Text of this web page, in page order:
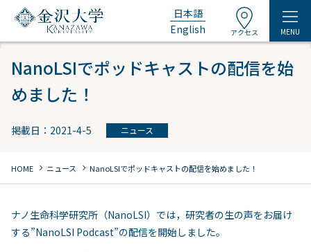
日本語
English
アクセス MENU
NanoLSIでポッドキャストの配信を始
めました！
掲載日：2021-4-5 ニュース
HOME chevron_right ニュース chevron_right NanoLSIでポッドキャストの配信を始めました！
ナノ生命科学研究所（NanoLSI）では，研究者の生の声をお届け
する”NanoLSI Podcast”の配信を開始しました。